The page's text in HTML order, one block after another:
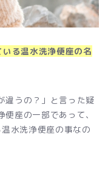
る温水洗浄便座の名
違うの？」と言った疑
座の一部であって、
水洗浄便座の事なの